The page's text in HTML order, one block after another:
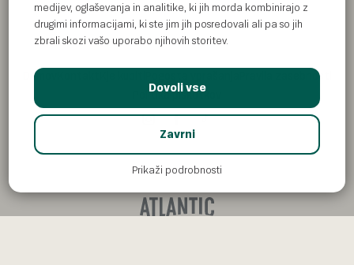
medijev, oglaševanja in analitike, ki jih morda kombinirajo z
drugimi informacijami, ki ste jim jih posredovali ali pa so jih
zbrali skozi vašo uporabo njihovih storitev.
Dovoli vse
Zavrni
Prikaži podrobnosti
Domov
Pravila zasebnosti
Politika piškotkov